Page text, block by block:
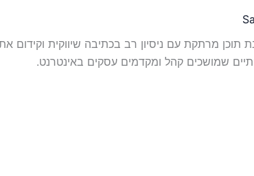
כותבת תוכן מרתקת עם ניסיון רב בכתיבה שיווקית
שמושכים קהל ומקדמים עסקים באינטרנט.